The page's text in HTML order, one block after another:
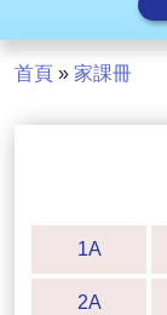
首頁 » 家課冊
1A
2A